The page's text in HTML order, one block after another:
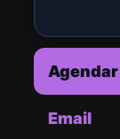
Email